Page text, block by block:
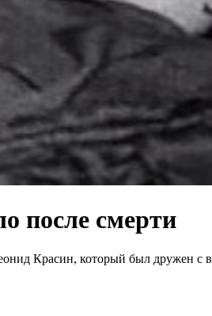
после смерти
Красин, который был дружен с